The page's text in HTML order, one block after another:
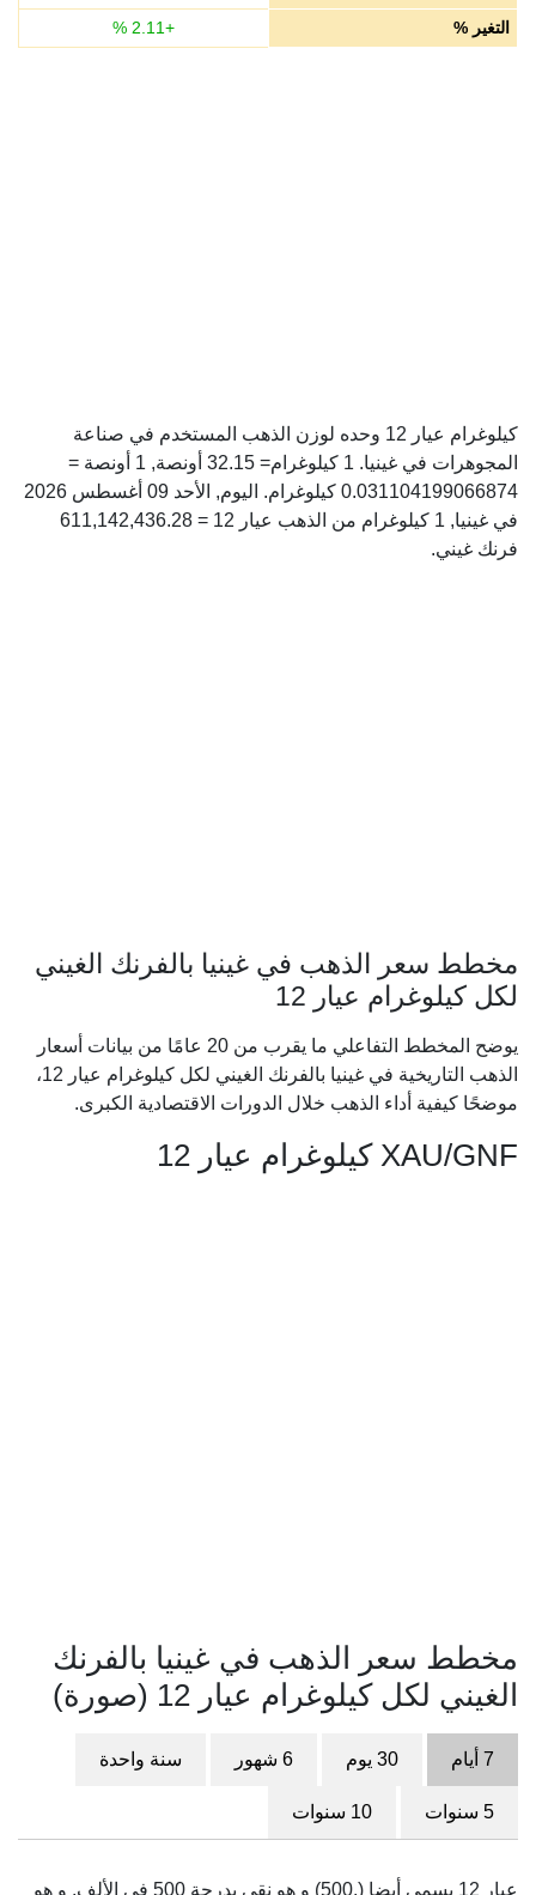
التغير %
+
2.11
%
كيلوغرام عيار 12 وحده لوزن الذهب المستخدم في صناعة
المجوهرات في غينيا. 1 كيلوغرام= 32.15 أونصة, 1 أونصة =
0.031104199066874 كيلوغرام. اليوم, الأحد 09 أغسطس 2026
في غينيا, 1 كيلوغرام من الذهب عيار 12 = 611,142,436.28
فرنك غيني.
مخطط سعر الذهب في غينيا بالفرنك الغيني
لكل كيلوغرام عيار 12
يوضح المخطط التفاعلي ما يقرب من 20 عامًا من بيانات أسعار
الذهب التاريخية في غينيا بالفرنك الغيني لكل كيلوغرام عيار 12،
موضحًا كيفية أداء الذهب خلال الدورات الاقتصادية الكبرى.
XAU/GNF كيلوغرام عيار 12
مخطط سعر الذهب في غينيا بالفرنك
الغيني لكل كيلوغرام عيار 12 (صورة)
7 أيام 30 يوم 6 شهور سنة واحدة
5 سنوات 10 سنوات
عيار 12 يسمى أيضا (.500) و هو نقي بدرجة 500 في الألف. و هو